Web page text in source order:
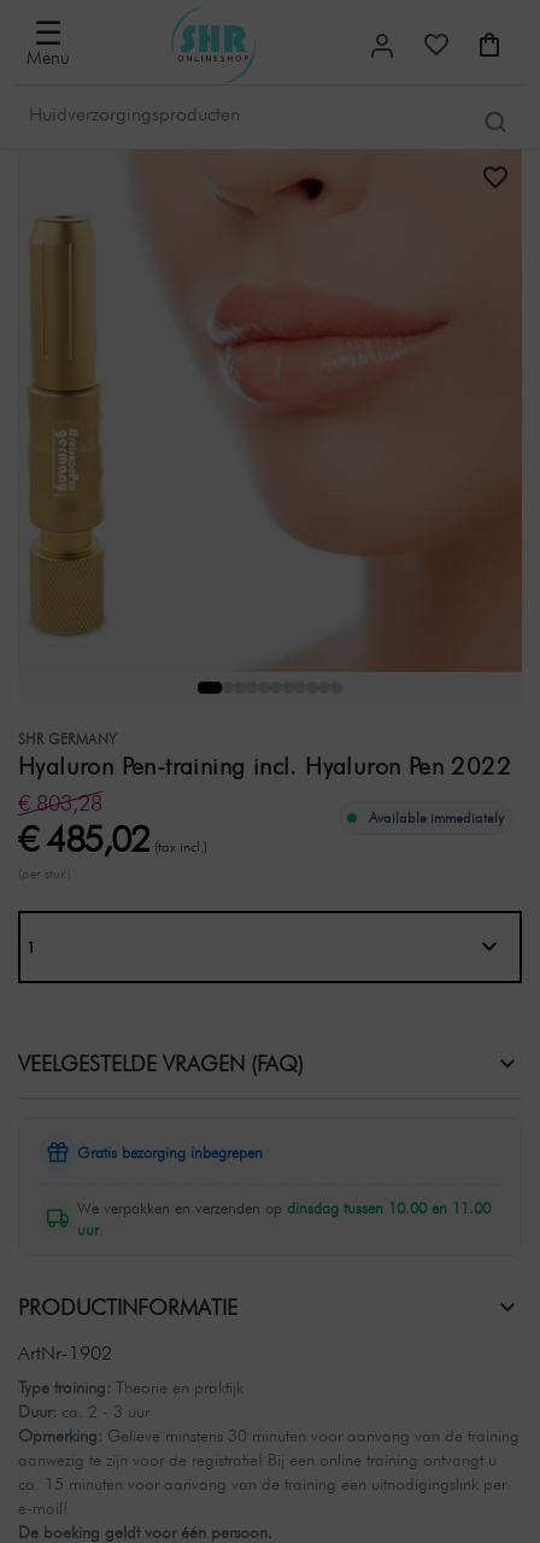
☰
Menu
SHR GERMANY
Hyaluron Pen-training incl. Hyaluron Pen 2022
€ 803,28
€ 485,02 (tax incl.)
(per stuk)
Available immediately
VEELGESTELDE VRAGEN (FAQ)
Gratis bezorging inbegrepen
We verpakken en verzenden op dinsdag tussen 10.00 en 11.00
uur.
PRODUCTINFORMATIE
ArtNr-1902
Type training: Theorie en praktijk
Duur: ca. 2 - 3 uur
Opmerking: Gelieve minstens 30 minuten voor aanvang van de training
aanwezig te zijn voor de registratie! Bij een online training ontvangt u
ca. 15 minuten voor aanvang van de training een uitnodigingslink per
e-mail!
De boeking geldt voor één persoon.